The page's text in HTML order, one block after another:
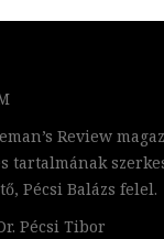
Review
tartalmának
Pécsi Balázs felel.
Pécsi Tibor